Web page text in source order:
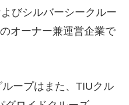
びシルバーシークルー
オーナー兼運営企業で
ープはまた、TIUクル